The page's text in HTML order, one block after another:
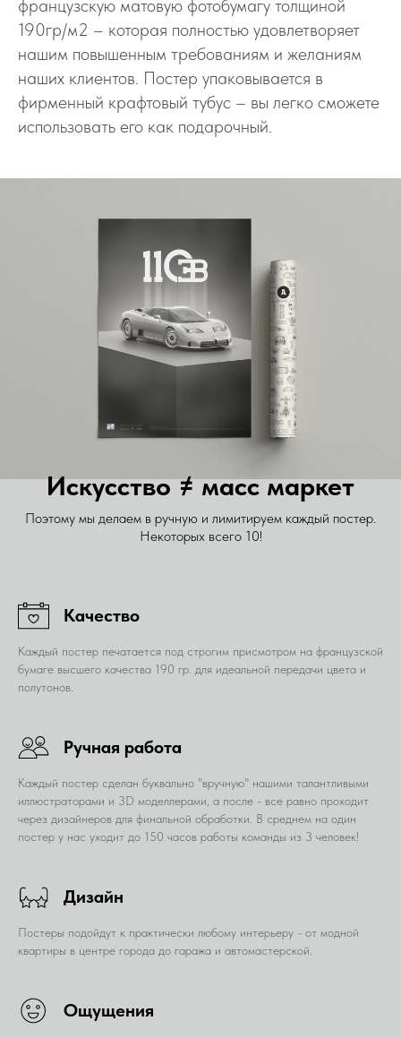
французскую матовую фотобумагу толщиной
190гр/м2 – которая полностью удовлетворяет
нашим повышенным требованиям и желаниям
наших клиентов. Постер упаковывается в
фирменный крафтовый тубус – вы легко сможете
использовать его как подарочный.
Искусство ≠ масс маркет
Поэтому мы делаем в ручную и лимитируем каждый постер.
Некоторых всего 10!
Качество
Каждый постер печатается под строгим присмотром на французской
бумаге высшего качества 190 гр. для идеальной передачи цвета и
полутонов.
Ручная работа
Каждый постер сделан буквально "вручную" нашими талантливыми
иллюстраторами и 3D моделлерами, а после - все равно проходит
через дизайнеров для финальной обработки. В среднем на один
постер у нас уходит до 150 часов работы команды из 3 человек!
Дизайн
Постеры подойдут к практически любому интерьеру - от модной
квартиры в центре города до гаража и автомастерской.
Ощущения